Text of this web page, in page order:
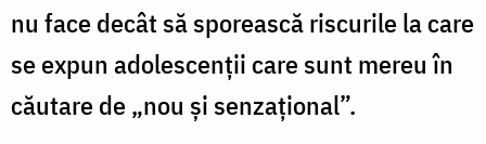
nu face decât să sporească riscurile la care
se expun adolescenții care sunt mereu în
căutare de „nou și senzațional”.